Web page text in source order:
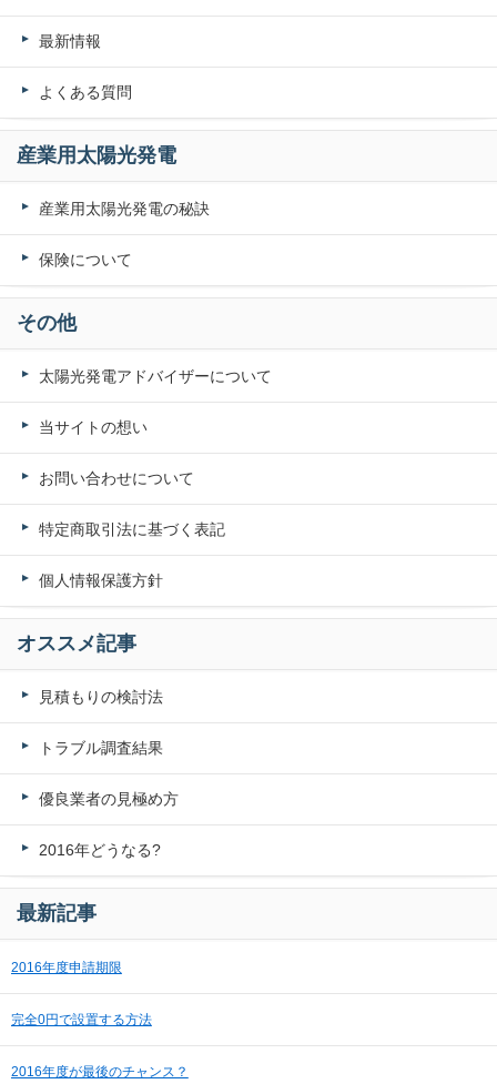
最新情報
よくある質問
産業用太陽光発電
産業用太陽光発電の秘訣
保険について
その他
太陽光発電アドバイザーについて
当サイトの想い
お問い合わせについて
特定商取引法に基づく表記
個人情報保護方針
オススメ記事
見積もりの検討法
トラブル調査結果
優良業者の見極め方
2016年どうなる?
最新記事
2016年度申請期限
完全0円で設置する方法
2016年度が最後のチャンス？